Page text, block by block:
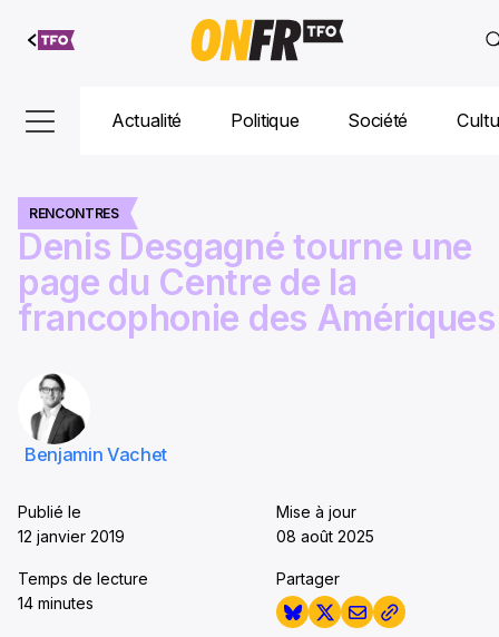
Aller au
contenu
Actualité Politique Société
RENCONTRES
Denis Desgagné tourne une
page du Centre de la
francophonie des Amériques
Benjamin Vachet
Publié le
12 janvier 2019
Mise à jour
08 août 2025
Temps de lecture
14 minutes
Partager